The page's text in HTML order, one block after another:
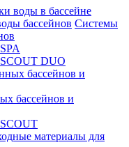
воды в бассейне
Системы
DUO
бассейнов и